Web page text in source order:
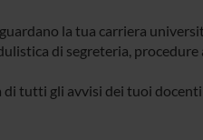
la tua carriera
di segreteria,
tutti gli avvisi dei tuoi docenti